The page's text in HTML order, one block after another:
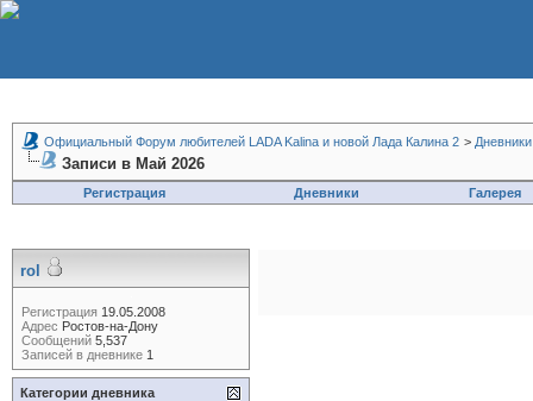
Официальный Форум любителей LADA Kalina и новой Лада Калина 2 > Дневники
Записи в Май 2026
Регистрация Дневники Галерея
rol
Регистрация 19.05.2008
Адрес Ростов-на-Дону
Сообщений 5,537
Записей в дневнике 1
Категории дневника